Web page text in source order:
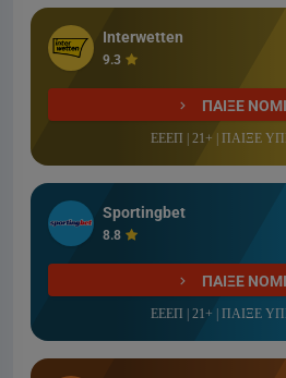
Interwetten
9.3
ΠΑΙΞΕ
ΕΕΕΠ | 21+ | ΠΑΙΞΕ
Sportingbet
8.8
ΠΑΙΞΕ
ΕΕΕΠ | 21+ | ΠΑΙΞΕ